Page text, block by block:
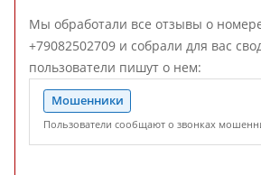
Мы обработали все отзывы о
+79082502709 и собрали для вас
пользователи пишут о нем:
Мошенники
Пользователи сообщают о звонках